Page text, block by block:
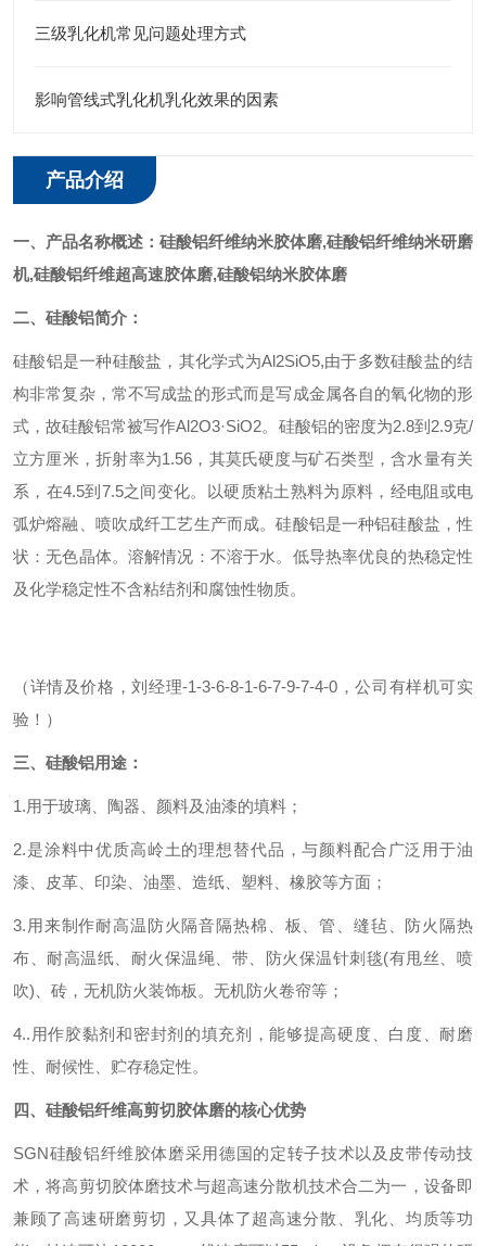
三级乳化机常见问题处理方式
影响管线式乳化机乳化效果的因素
产品介绍
一、产品名称概述： 硅酸铝纤维纳米胶体磨,硅酸铝纤维纳米研磨
机,硅酸铝纤维超高速胶体磨,硅酸铝纳米胶体磨
二、硅酸铝简介：
硅酸铝是一种硅酸盐，其化学式为Al2SiO5,由于多数硅酸盐的结
构非常复杂，常不写成盐的形式而是写成金属各自的氧化物的形
式，故硅酸铝常被写作Al2O3·SiO2。硅酸铝的密度为2.8到2.9克/
立方厘米，折射率为1.56，其莫氏硬度与矿石类型，含水量有关
系，在4.5到7.5之间变化。以硬质粘土熟料为原料，经电阻或电
弧炉熔融、喷吹成纤工艺生产而成。硅酸铝是一种铝硅酸盐，性
状：无色晶体。溶解情况：不溶于水。低导热率优良的热稳定性
及化学稳定性不含粘结剂和腐蚀性物质。
（详情及价格，刘经理-1-3-6-8-1-6-7-9-7-4-0，公司有样机可实
验！）
三、硅酸铝用途：
1.用于玻璃、陶器、颜料及油漆的填料；
2.是涂料中优质高岭土的理想替代品，与颜料配合广泛用于油
漆、皮革、印染、油墨、造纸、塑料、橡胶等方面；
3.用来制作耐高温防火隔音隔热棉、板、管、缝毡、防火隔热
布、耐高温纸、耐火保温绳、带、防火保温针刺毯(有甩丝、喷
吹)、砖，无机防火装饰板。无机防火卷帘等；
4..用作胶黏剂和密封剂的填充剂，能够提高硬度、白度、耐磨
性、耐候性、贮存稳定性。
四、硅酸铝纤维高剪切胶体磨的核心优势
SGN硅酸铝纤维胶体磨采用德国的定转子技术以及皮带传动技
术，将高剪切胶体磨技术与超高速分散机技术合二为一，设备即
兼顾了高速研磨剪切，又具体了超高速分散、乳化、均质等功